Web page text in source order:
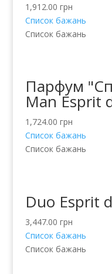
1,912.00 грн
Список бажань
Список бажань
Парфум
Man Esprit
1,724.00 грн
Список бажань
Список бажань
Duo Esprit
3,447.00 грн
Список бажань
Список бажань